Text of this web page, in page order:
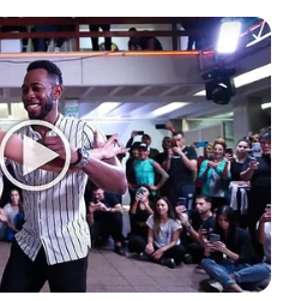
salía a juntar cartón y
Aun cansada, lavaba
de Hugo. El
más amor y fuerza
fue el mejor de su
a laFacultad de
con beca completa.
de aceptación, Hugo
a mares. Ella sonrió